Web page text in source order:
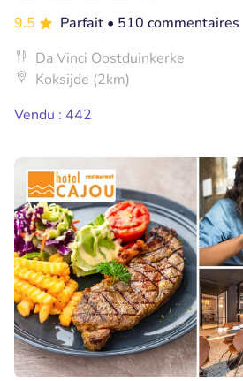
9.5
Parfait • 510 commentaires
Da Vinci Oostduinkerke
Koksijde (2km)
Vendu : 442